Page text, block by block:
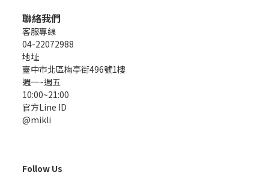
聯絡我們
客服專線
04-22072988
地址
臺中市北區梅亭街496號1樓
週一~週五
10:00~21:00
官方Line ID
@mikli
Follow Us